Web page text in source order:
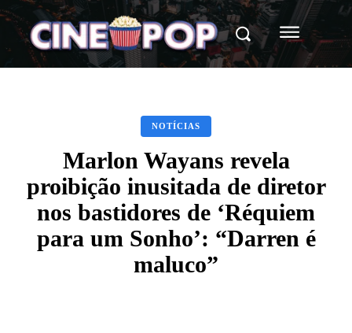
NOTÍCIAS
Marlon Wayans revela
proibição inusitada de diretor
nos bastidores de ‘Réquiem
para um Sonho’: “Darren é
maluco”